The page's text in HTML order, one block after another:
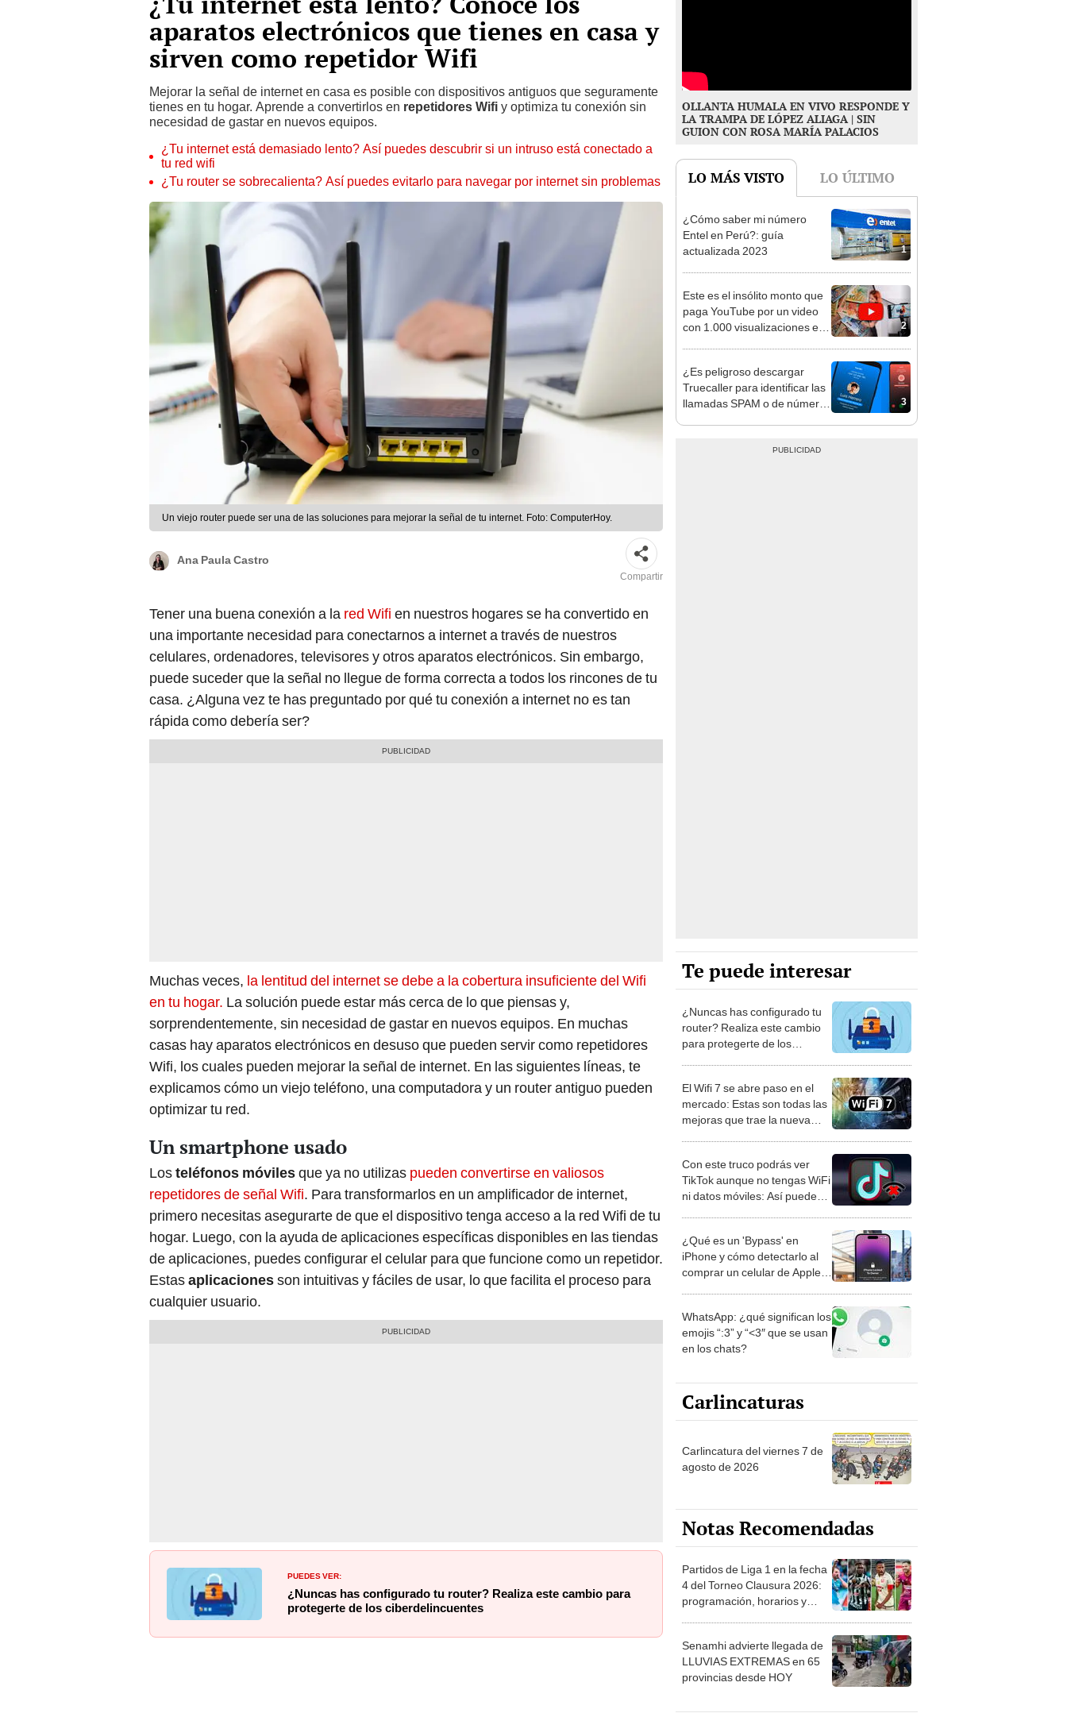
aparatos electrónicos que tienes en casa y
sirven como repetidor Wifi
Mejorar la señal de internet en casa es posible con dispositivos antiguos que seguramente
tienes en tu hogar. Aprende a convertirlos en repetidores Wifi y optimiza tu conexión sin
necesidad de gastar en nuevos equipos.
¿Tu internet está demasiado lento? Así puedes descubrir si un intruso está conectado a
tu red wifi
¿Tu router se sobrecalienta? Así puedes evitarlo para navegar por internet sin problemas
Un viejo router puede ser una de las soluciones para mejorar la señal de tu internet. Foto: ComputerHoy.
Ana Paula Castro
Compartir
Tener una buena conexión a la red Wifi en nuestros hogares se ha convertido en
una importante necesidad para conectarnos a internet a través de nuestros
celulares, ordenadores, televisores y otros aparatos electrónicos. Sin embargo,
puede suceder que la señal no llegue de forma correcta a todos los rincones de tu
casa. ¿Alguna vez te has preguntado por qué tu conexión a internet no es tan
rápida como debería ser?
Muchas veces, la lentitud del internet se debe a la cobertura insuficiente del Wifi
en tu hogar. La solución puede estar más cerca de lo que piensas y,
sorprendentemente, sin necesidad de gastar en nuevos equipos. En muchas
casas hay aparatos electrónicos en desuso que pueden servir como repetidores
Wifi, los cuales pueden mejorar la señal de internet. En las siguientes líneas, te
explicamos cómo un viejo teléfono, una computadora y un router antiguo pueden
optimizar tu red.
Un smartphone usado
Losteléfonos móvilesque ya no utilizas pueden convertirse en valiosos
repetidores de señal Wifi. Para transformarlos en un amplificador de internet,
primero necesitas asegurarte de que el dispositivo tenga acceso a la red Wifi de tu
hogar. Luego, con la ayuda de aplicaciones específicas disponibles en las tiendas
de aplicaciones, puedes configurar el celular para que funcione como un repetidor.
Estasaplicacionesson intuitivas y fáciles de usar, lo que facilita el proceso para
cualquier usuario.
PUEDES VER:
¿Nuncas has configurado tu router? Realiza este cambio para
protegerte de los ciberdelincuentes
OLLANTA HUMALA EN VIVO RESPONDE Y
LA TRAMPA DE LÓPEZ ALIAGA | SIN
GUION CON ROSA MARÍA PALACIOS
LO MÁS VISTO LO ÚLTIMO
1
¿Cómo saber mi número
Entel en Perú?: guía
actualizada 2023
2
Este es el insólito monto que
paga YouTube por un video
con 1.000 visualizaciones en
3
¿Es peligroso descargar
Truecaller para identificar las
llamadas SPAM o de números
Te puede interesar
¿Nuncas has configurado tu
router? Realiza este cambio
para protegerte de los
El Wifi 7 se abre paso en el
mercado: Estas son todas las
mejoras que trae la nueva
Con este truco podrás ver
TikTok aunque no tengas WiFi
ni datos móviles: Así puedes
¿Qué es un 'Bypass' en
iPhone y cómo detectarlo al
comprar un celular de Apple
WhatsApp: ¿qué significan los
emojis “:3” y “<3″ que se usan
en los chats?
Carlincaturas
Carlincatura del viernes 7 de
agosto de 2026
Notas Recomendadas
Partidos de Liga 1 en la fecha
4 del Torneo Clausura 2026:
programación, horarios y
Senamhi advierte llegada de
LLUVIAS EXTREMAS en 65
provincias desde HOY